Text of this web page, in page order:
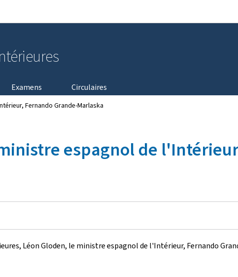
Examens
Circulaires
Fernando Grande-Marlaska
espagnol de
Léon Gloden, le ministre espagnol de l'Intérieur, Fernando